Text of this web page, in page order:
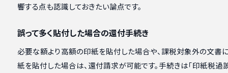
響する点も認識しておきたい論点です。
誤って多く貼付した場合の還付手続き
必要な額より高額の印紙を貼付した場合や、課税対象外の文書
紙を貼付した場合は、還付請求が可能です。手続きは「印紙税過